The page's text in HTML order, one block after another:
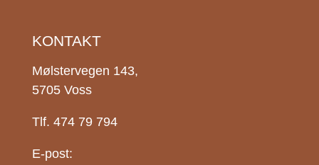
KONTAKT
Mølstervegen 143,
5705 Voss
Tlf. 474 79 794
E-post: